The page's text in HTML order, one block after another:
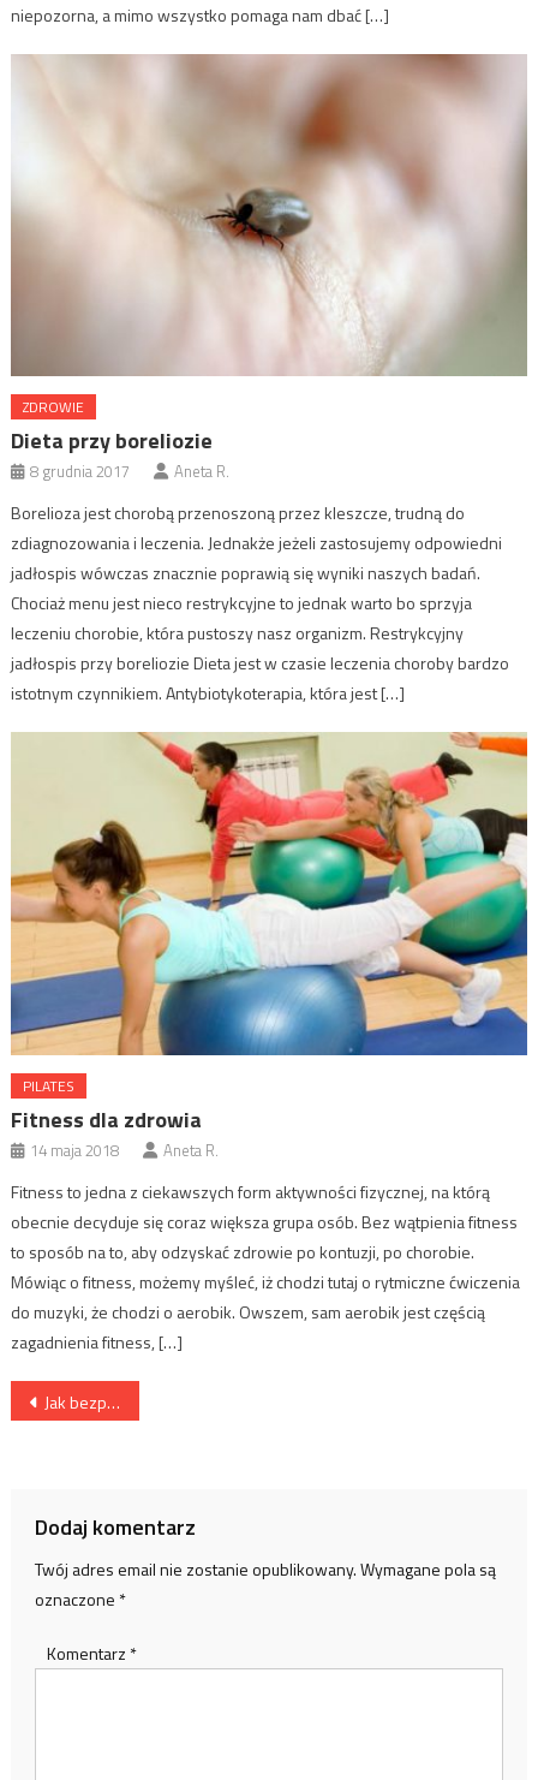
niepozorna, a mimo wszystko pomaga nam dbać […]
ZDROWIE
Dieta przy boreliozie
8 grudnia 2017 Aneta R.
Borelioza jest chorobą przenoszoną przez kleszcze, trudną do
zdiagnozowania i leczenia. Jednakże jeżeli zastosujemy odpowiedni
jadłospis wówczas znacznie poprawią się wyniki naszych badań.
Chociaż menu jest nieco restrykcyjne to jednak warto bo sprzyja
leczeniu chorobie, która pustoszy nasz organizm. Restrykcyjny
jadłospis przy boreliozie Dieta jest w czasie leczenia choroby bardzo
istotnym czynnikiem. Antybiotykoterapia, która jest […]
PILATES
Fitness dla zdrowia
14 maja 2018 Aneta R.
Fitness to jedna z ciekawszych form aktywności fizycznej, na którą
obecnie decyduje się coraz większa grupa osób. Bez wątpienia fitness
to sposób na to, aby odzyskać zdrowie po kontuzji, po chorobie.
Mówiąc o fitness, możemy myśleć, iż chodzi tutaj o rytmiczne ćwiczenia
do muzyki, że chodzi o aerobik. Owszem, sam aerobik jest częścią
zagadnienia fitness, […]
Nawigacja
Jak bezpiecznie zamontować liny TRX?
Dodaj komentarz
Twój adres email nie zostanie opublikowany.Wymagane pola są
oznaczone *
Komentarz *